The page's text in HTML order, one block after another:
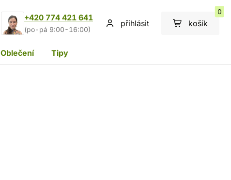
+420 774 421 641
(po-pá 9:00-16:00)
přihlásit košík
0
Oblečení Tipy